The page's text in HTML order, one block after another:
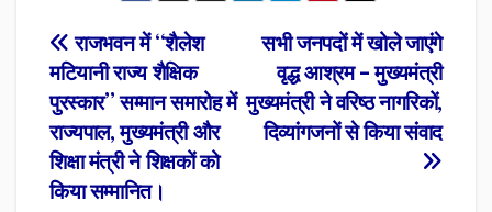
Post
navigation
सभी जनपदों में खोले जाएंगे
वृद्ध आश्रम – मुख्यमंत्री
मुख्यमंत्री ने वरिष्ठ नागरिकों,
दिव्यांगजनों से किया संवाद
राजभवन में ‘‘शैलेश
मटियानी राज्य शैक्षिक
पुरस्कार’’ सम्मान समारोह में
राज्यपाल, मुख्यमंत्री और
शिक्षा मंत्री ने शिक्षकों को
किया सम्मानित।